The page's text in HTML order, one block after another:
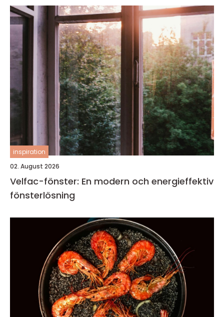
inspiration
02. August 2026
Velfac-fönster: En modern och energieffektiv
fönsterlösning